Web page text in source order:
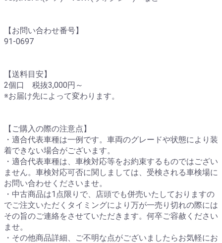
【お問い合わせ番号】
91-0697
【送料目安】
2個口 税抜3,000円～
※お届け先によって変わります。
【ご購入の際の注意点】
・適合代表車種は一例です。車両のグレードや状態により装
着できない場合がございます。
・適合代表車種は、車検対応等をお約束するものではござい
ません。車検対応可否に関しましては、受検される車検場に
お問い合わせくださいませ。
・中古商品は1点限りで、店頭でも併売いたしておりますの
でご注文いただくタイミングにより万が一売り切れの際には
その旨のご連絡をさせていただきます。何卒ご容赦ください
ませ。
・その他商品詳細、ご不明な点がございましたらお気軽にお